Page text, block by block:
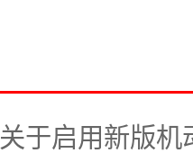
关于启用新版机